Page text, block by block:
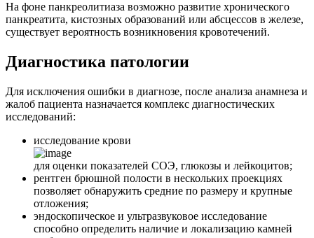
На фоне панкреолитиаза возможно развитие хронического
панкреатита, кистозных образований или абсцессов в железе,
существует вероятность возникновения кровотечений.
Диагностика патологии
Для исключения ошибки в диагнозе, после анализа анамнеза и
жалоб пациента назначается комплекс диагностических
исследований:
исследование крови
для оценки показателей СОЭ, глюкозы и лейкоцитов;
рентген брюшной полости в нескольких проекциях
позволяет обнаружить средние по размеру и крупные
отложения;
эндоскопическое и ультразвуковое исследование
способно определить наличие и локализацию камней